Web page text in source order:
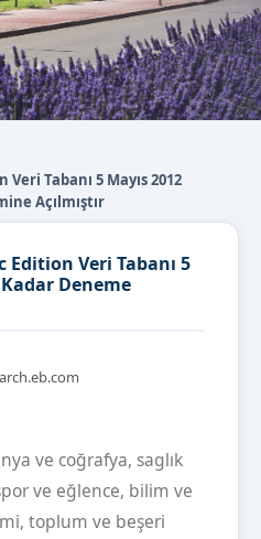
Tabanı 5 Mayıs 2012
Açılmıştır
Veri Tabanı 5
Deneme
ve coğrafya, saglık
ve eğlence, bilim ve
toplum ve beşeri